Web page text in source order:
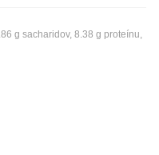
g sacharidov, 8.38 g proteínu,